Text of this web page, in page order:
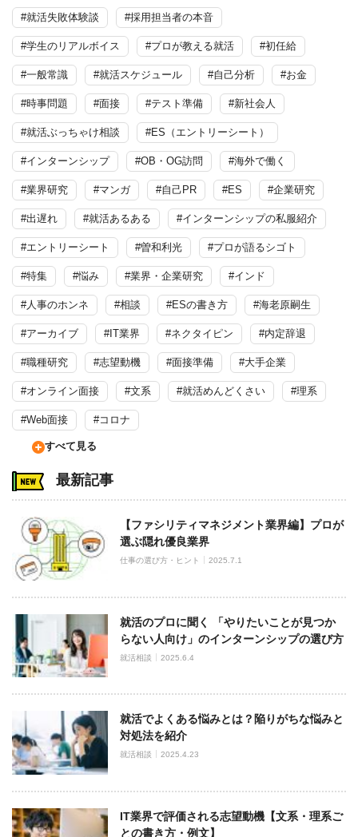
#就活失敗体験談 #採用担当者の本音
#学生のリアルボイス #プロが教える就活 #初任給
#一般常識 #就活スケジュール #自己分析 #お金
#時事問題 #面接 #テスト準備 #新社会人
#就活ぶっちゃけ相談 #ES（エントリーシート）
#インターンシップ #OB・OG訪問 #海外で働く
#業界研究 #マンガ #自己PR #ES #企業研究
#出遅れ #就活あるある #インターンシップの私服紹介
#エントリーシート #曽和利光 #プロが語るシゴト
#特集 #悩み #業界・企業研究 #インド
#人事のホンネ #相談 #ESの書き方 #海老原嗣生
#アーカイブ #IT業界 #ネクタイピン #内定辞退
#職種研究 #志望動機 #面接準備 #大手企業
#オンライン面接 #文系 #就活めんどくさい #理系
#Web面接 #コロナ
すべて見る
最新記事
【ファシリティマネジメント業界編】プロが
選ぶ隠れ優良業界
仕事の選び方・ヒント 2025.7.1
就活のプロに聞く 「やりたいことが見つか
らない人向け」のインターンシップの選び方
就活相談 2025.6.4
就活でよくある悩みとは？陥りがちな悩みと
対処法を紹介
就活相談 2025.4.23
IT業界で評価される志望動機【文系・理系ご
との書き方・例文】